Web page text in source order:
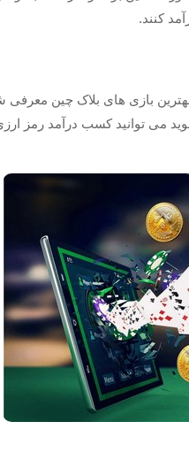
کنند.
بهترین بازی های بلاک چین
می توانید کسب درآمد رمز